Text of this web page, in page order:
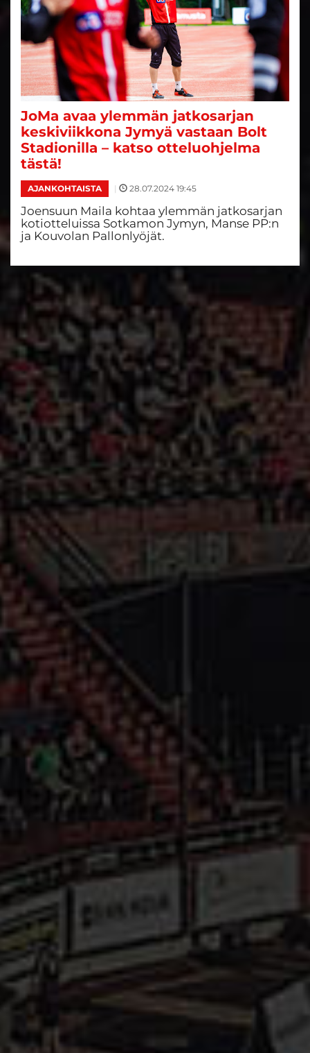
JoMa avaa ylemmän jatkosarjan
keskiviikkona Jymyä vastaan Bolt
Stadionilla – katso otteluohjelma
tästä!
AJANKOHTAISTA | 28.07.2024 19:45
Joensuun Maila kohtaa ylemmän jatkosarjan
kotiotteluissa Sotkamon Jymyn, Manse PP:n
ja Kouvolan Pallonlyöjät.